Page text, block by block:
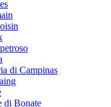
di Campinas
di Bonate